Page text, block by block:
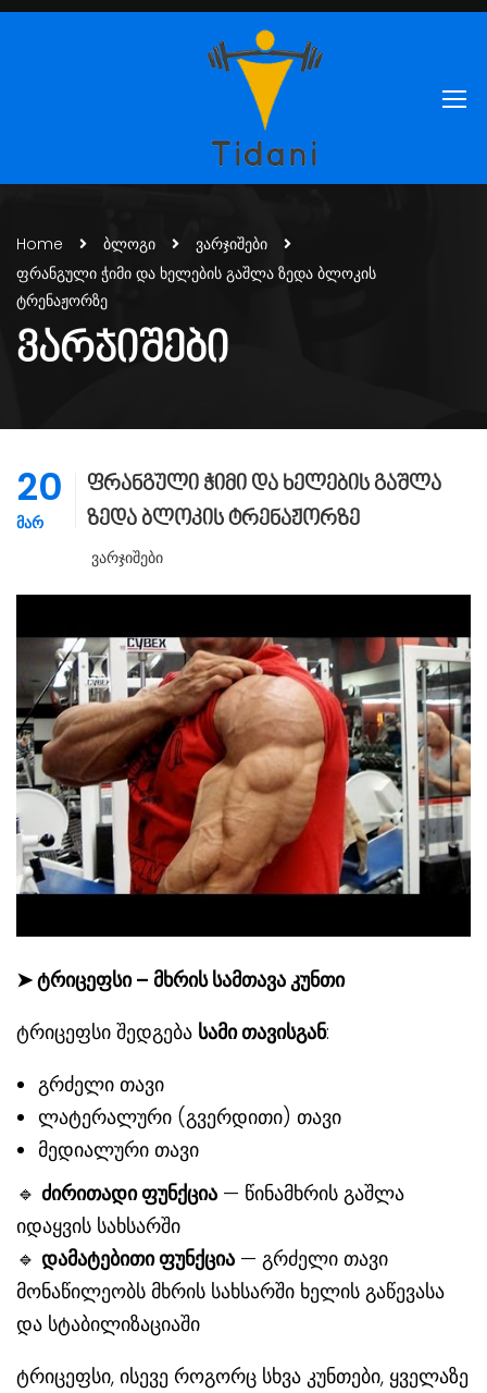
Home ბლოგი
ვარჯიშები
ფრანგული ჭიმი და ხელების გაშლა ზედა ბლოკის
ტრენაჟორზე
ᲕᲐᲠᲯᲘᲨᲔᲑᲘ
20
ᲛᲐᲠ
ფრანგული ჭიმი და ხელების გაშლა
ზედა ბლოკის ტრენაჟორზე
Ვარჯიშები
➤ტრიცეფსი – მხრის სამთავა კუნთი
ტრიცეფსი შედგება სამი თავისგან:
გრძელი თავი
ლატერალური (გვერდითი) თავი
მედიალური თავი
🔹 ძირითადი ფუნქცია — წინამხრის გაშლა
იდაყვის სახსარში
🔹 დამატებითი ფუნქცია — გრძელი თავი
მონაწილეობს მხრის სახსარში ხელის გაწევასა
და სტაბილიზაციაში
ტრიცეფსი, ისევე როგორც სხვა კუნთები, ყველაზე